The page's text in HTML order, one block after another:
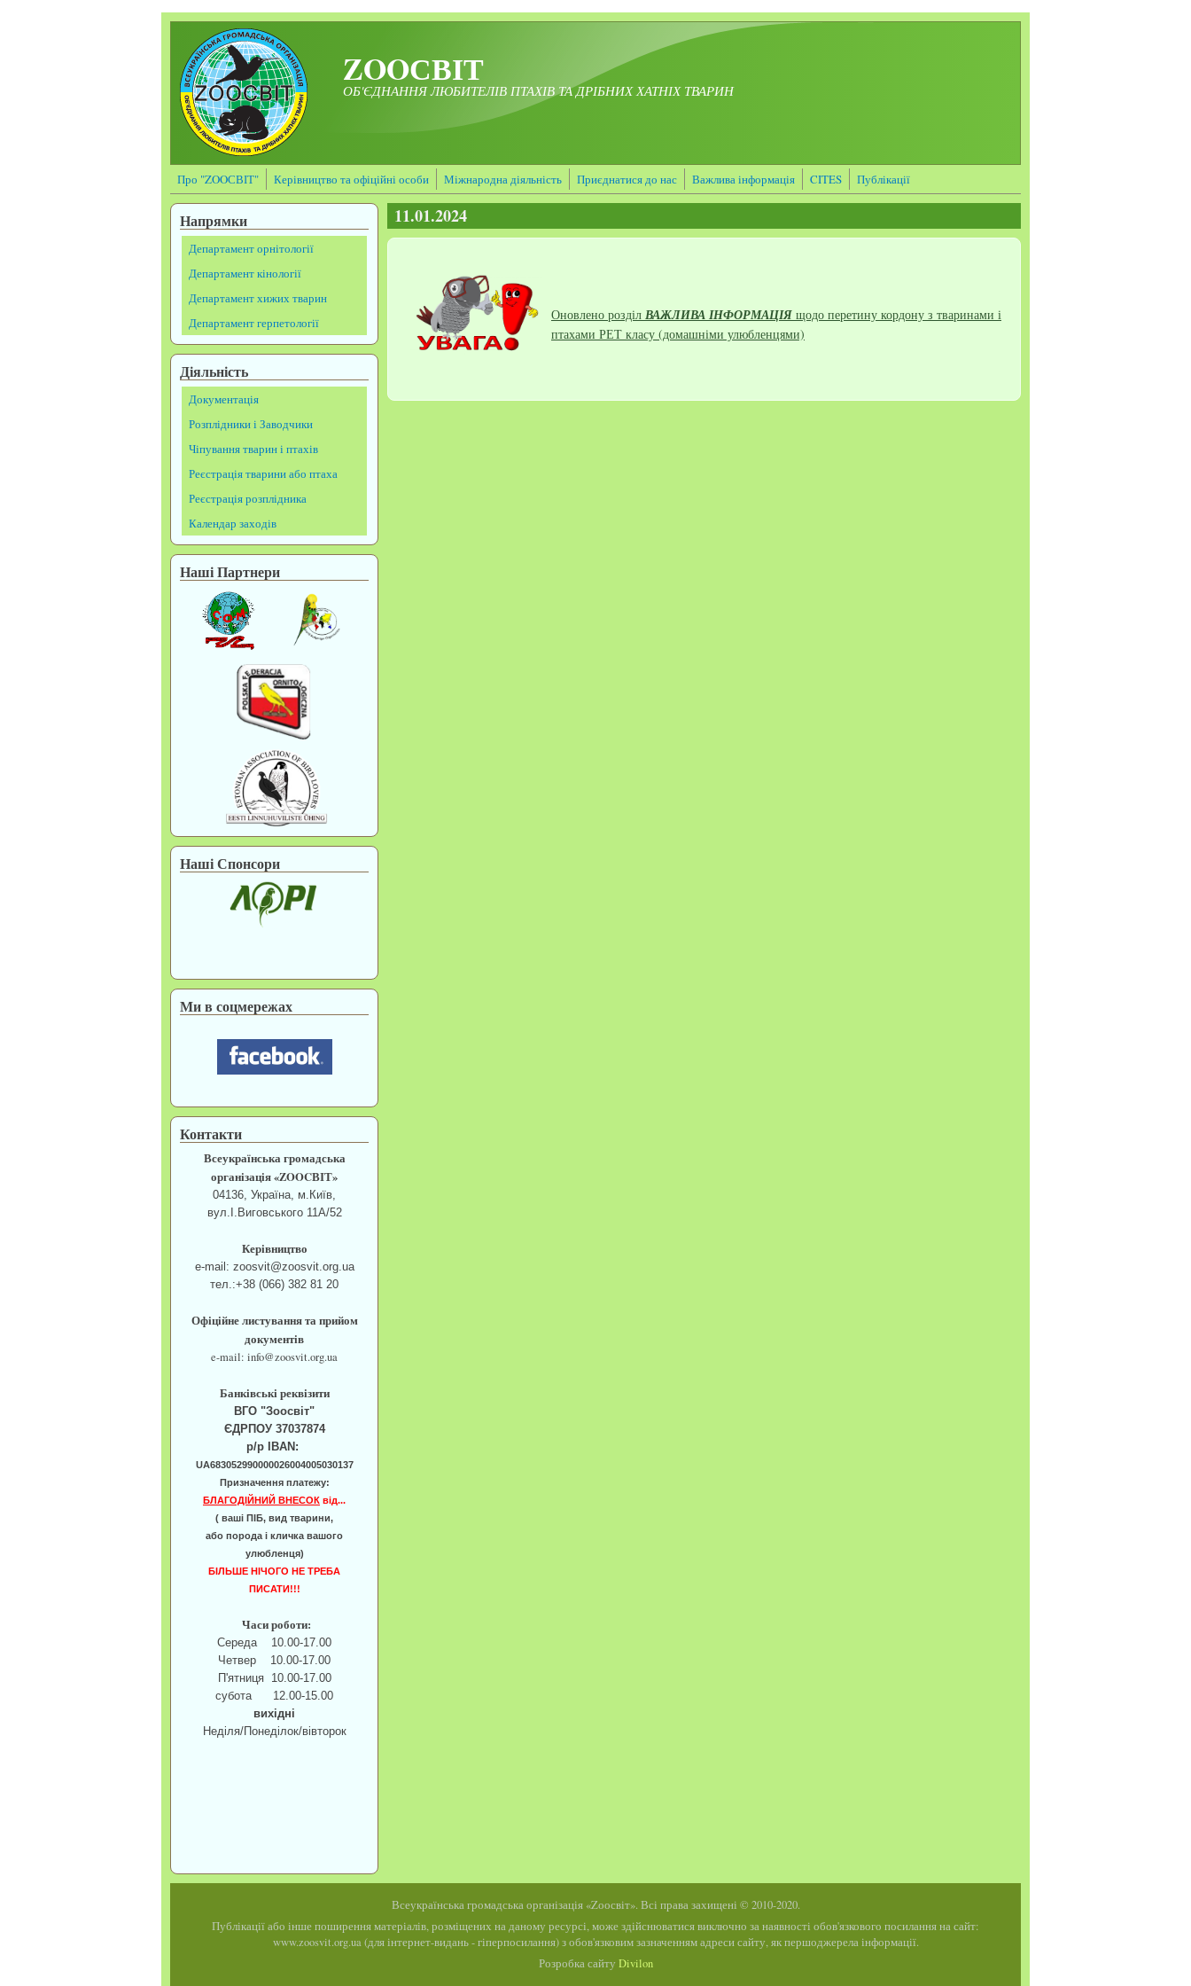
Перейти до основного матеріалу
ZOOСВІТ
ОБ'ЄДНАННЯ ЛЮБИТЕЛІВ ПТАХІВ ТА ДРІБНИХ ХАТНІХ ТВАРИН
Про "ZOOСВІТ" Керівництво та офіційні особи Міжнародна діяльність Приєднатися до нас Важлива інформація CITES Публікації
Напрямки
Департамент орнітології
Департамент кінології
Департамент хижих тварин
Департамент герпетології
Діяльність
Документація
Розплідники і Заводчики
Чіпування тварин і птахів
Реєстрація тварини або птаха
Реєстрація розплідника
Календар заходів
Наші Партнери
Наші Спонсори
Ми в соцмережах
Контакти
Всеукраїнська громадська
організація «ZOOCВІТ»
04136, Україна, м.Київ,
вул.І.Виговського 11А/52
Керівництво
e-mail: zoosvit@zoosvit.org.ua
тел.:+38 (066) 382 81 20
Офіційне листування та прийом
документів
e-mail: info@zoosvit.org.ua
Банківські реквізити
ВГО "Зоосвіт"
ЄДРПОУ 37037874
р/р IBAN:
UA683052990000026004005030137
Призначення платежу:
БЛАГОДІЙНИЙ ВНЕСОК від...
( ваші ПІБ, вид тварини,
або порода і кличка вашого
улюбленця)
БІЛЬШЕ НІЧОГО НЕ ТРЕБА
ПИСАТИ!!!
Часи роботи:
Середа 10.00-17.00
Четвер 10.00-17.00
П'ятниця 10.00-17.00
субота 12.00-15.00
вихідні
Неділя/Понеділок/вівторок
11.01.2024
Оновлено розділ ВАЖЛИВА ІНФОРМАЦІЯ щодо перетину кордону з тваринами і
птахами РЕТ класу (домашніми улюбленцями)
Всеукраїнська громадська організація «Zоосвіт». Всі права захищені © 2010-2020.
Публікації або інше поширення матеріалів, розміщених на даному ресурсі, може здійснюватися виключно за наявності обов'язкового посилання на сайт:
www.zoosvit.org.ua (для інтернет-видань - гіперпосилання) з обов'язковим зазначенням адреси сайту, як першоджерела інформації.
Розробка сайтуDivilon